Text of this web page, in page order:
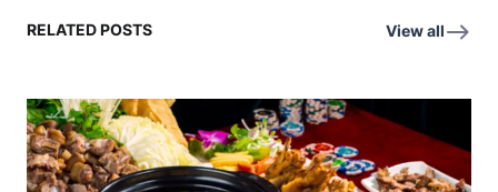
RELATED POSTS View all